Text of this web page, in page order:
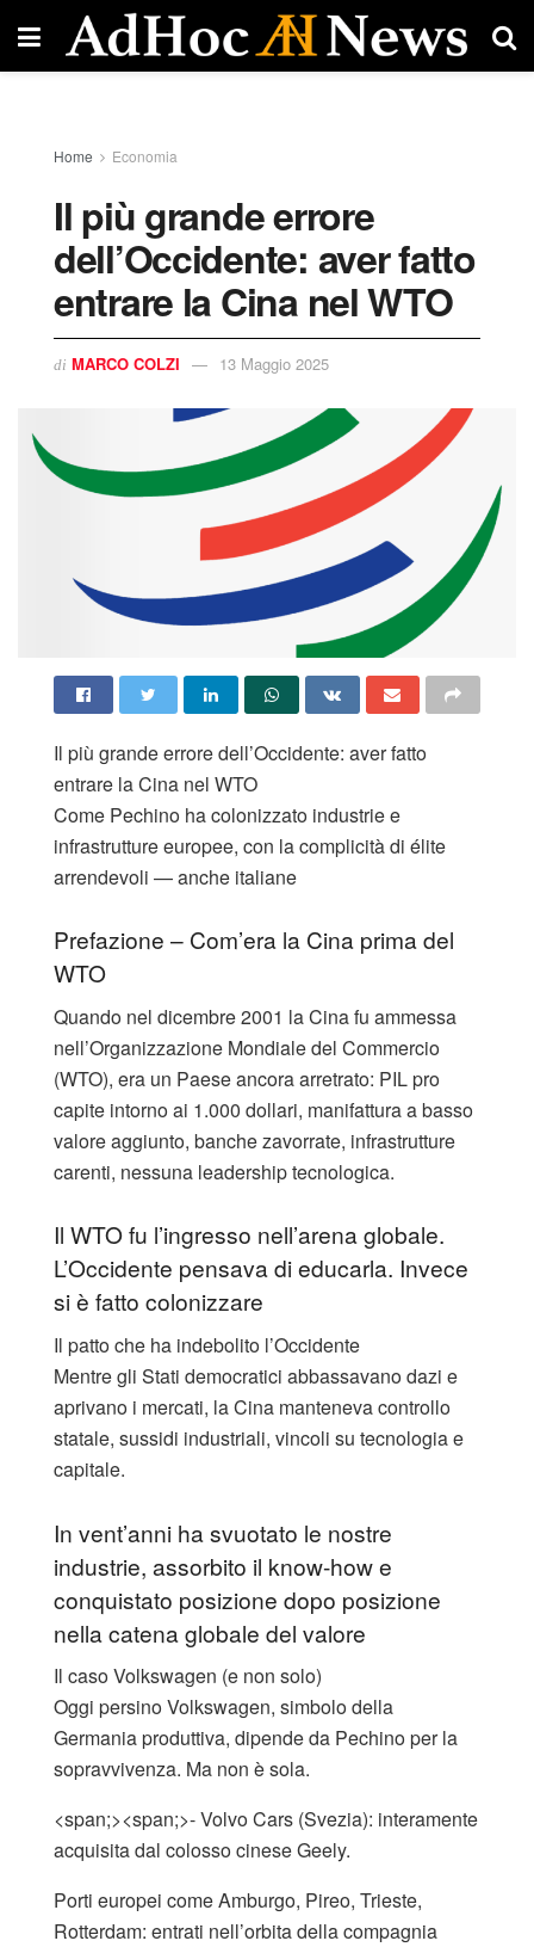
Home Economia
Il più grande errore
dell’Occidente: aver fatto
entrare la Cina nel WTO
di MARCO COLZI 13 Maggio 2025
Il più grande errore dell’Occidente: aver fatto
entrare la Cina nel WTO
Come Pechino ha colonizzato industrie e
infrastrutture europee, con la complicità di élite
arrendevoli — anche italiane
Prefazione – Com’era la Cina prima del
WTO
Quando nel dicembre 2001 la Cina fu ammessa
nell’Organizzazione Mondiale del Commercio
(WTO), era un Paese ancora arretrato: PIL pro
capite intorno ai 1.000 dollari, manifattura a basso
valore aggiunto, banche zavorrate, infrastrutture
carenti, nessuna leadership tecnologica.
Il WTO fu l’ingresso nell’arena globale.
L’Occidente pensava di educarla. Invece
si è fatto colonizzare
Il patto che ha indebolito l’Occidente
Mentre gli Stati democratici abbassavano dazi e
aprivano i mercati, la Cina manteneva controllo
statale, sussidi industriali, vincoli su tecnologia e
capitale.
In vent’anni ha svuotato le nostre
industrie, assorbito il know-how e
conquistato posizione dopo posizione
nella catena globale del valore
Il caso Volkswagen (e non solo)
Oggi persino Volkswagen, simbolo della
Germania produttiva, dipende da Pechino per la
sopravvivenza. Ma non è sola.
<span;><span;>- Volvo Cars (Svezia): interamente
acquisita dal colosso cinese Geely.
Porti europei come Amburgo, Pireo, Trieste,
Rotterdam: entrati nell’orbita della compagnia